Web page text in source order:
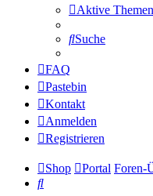
Aktive Themen
Suche
FAQ
Pastebin
Kontakt
Anmelden
Registrieren
Shop Portal Foren-
Suche